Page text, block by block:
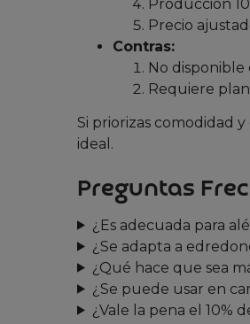
Producción
Precio
Contras:
No disponible
Requiere
Si priorizas comodidad
ideal.
Preguntas
¿Es adecuada para
¿Se adapta a
¿Qué hace que sea
¿Se puede usar en
¿Vale la pena el 10%